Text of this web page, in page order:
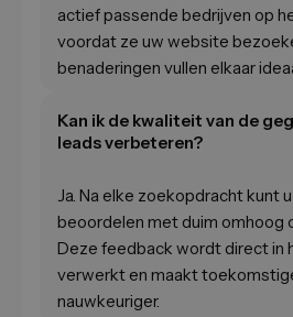
actief passende bedrijven op
voordat ze uw website
benaderingen vullen elkaar
Kan ik de kwaliteit van de
leads verbeteren?
Ja. Na elke zoekopdracht kunt
beoordelen met duim omhoog
Deze feedback wordt direct in
verwerkt en maakt
nauwkeuriger.